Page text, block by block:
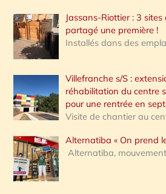
Jassans-Riottier : 3
partagé une première !
Installés dans des
Villefranche s/S :
réhabilitation du centre
pour une rentrée en
Visite de chantier au
Alternatiba « On prend
Alternatiba,